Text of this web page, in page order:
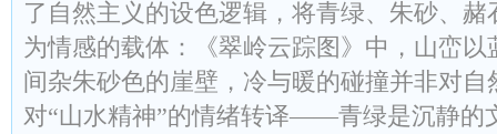
了自然主义的设色逻辑，将青绿、朱砂、赭
为情感的载体：《翠岭云踪图》中，山峦以
间杂朱砂色的崖壁，冷与暖的碰撞并非对自
对“山水精神”的情绪转译——青绿是沉静的